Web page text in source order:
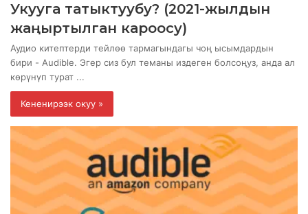
Укууга татыктуубу? (2021-жылдын
жаңыртылган кароосу)
Аудио китептерди тейлөө тармагындагы чоң ысымдардын
бири - Audible. Эгер сиз бул теманы издеген болсоңуз, анда ал
көрүнүп турат ...
Кененирээк окуу »